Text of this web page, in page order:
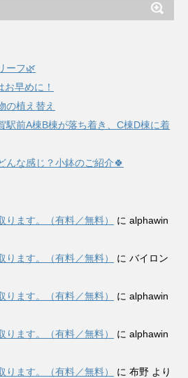
ーフ🌿
早めに！
植え替え
駅前A棟B棟が落ち着き、C棟D棟に着
んな感じ？小鉢のご紹介🍀
ます。（有料／無料） に alphawin
ます。（有料／無料）
に バイロン
ます。（有料／無料）
に alphawin
ます。（有料／無料）
に alphawin
ます。（有料／無料）
に 布野 より